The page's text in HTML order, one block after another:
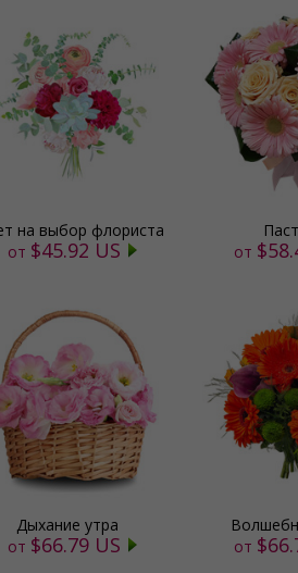
на выбор флориста
от $45.92 US
от
Дыхание утра
от $66.79 US
от